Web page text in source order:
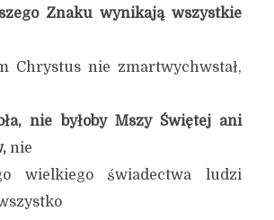
Znaku wynikają wszystkie
Chrystus nie zmartwychwstał,
nie byłoby Mszy Świętej ani
nie
wielkiego świadectwa ludzi